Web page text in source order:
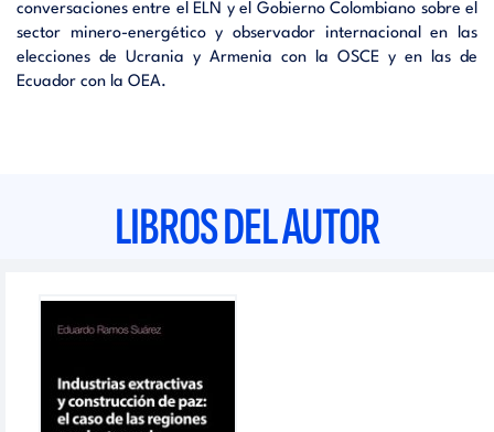
conversaciones entre el ELN y el Gobierno Colombiano sobre el
sector minero-energético y observador internacional en las
elecciones de Ucrania y Armenia con la OSCE y en las de
Ecuador con la OEA.
LIBROS DEL AUTOR